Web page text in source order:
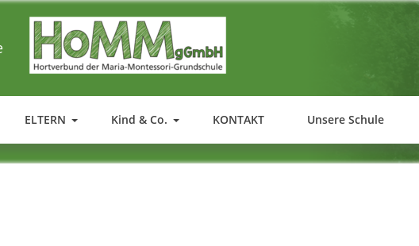
ELTERN Kind & Co. KONTAKT Unsere Schule